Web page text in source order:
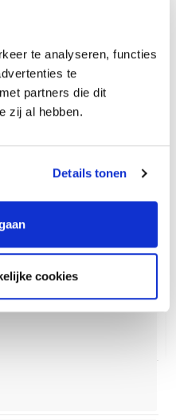
te analyseren, functies
te
partners die dit
zij al hebben.
Details tonen
cookies